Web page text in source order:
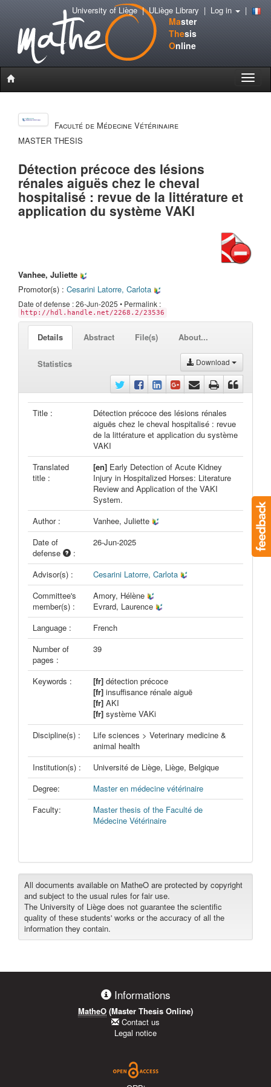
Master
Thesis
Online
Toggle
University of Liège|ULiège Library | Log in |
Faculté de Médecine Vétérinaire
MASTER THESIS
Détection précoce des lésions
rénales aiguës chez le cheval
hospitalisé : revue de la littérature et
application du système VAKI
Vanhee, Juliette
Promotor(s) : Cesarini Latorre, Carlota
Date of defense : 26-Jun-2025 • Permalink :
http://hdl.handle.net/2268.2/23536
Details Abstract File(s) About...
Statistics Download
Title :
Détection précoce des lésions rénales
aiguës chez le cheval hospitalisé : revue
de la littérature et application du système
VAKI
Translated
title :
[en] Early Detection of Acute Kidney
Injury in Hospitalized Horses: Literature
Review and Application of the VAKI
System.
Author :
Vanhee, Juliette
Date of
defense
:
26-Jun-2025
Advisor(s) :
Cesarini Latorre, Carlota
Committee's
member(s) :
Amory, Hélène
Evrard, Laurence
Language :
French
Number of
pages :
39
Keywords : [fr] détection précoce
[fr] insuffisance rénale aiguë
[fr] AKI
[fr] système VAKi
Discipline(s) :
Life sciences > Veterinary medicine &
animal health
Institution(s) :
Université de Liège, Liège, Belgique
Degree:
Master en médecine vétérinaire
Faculty:
Master thesis of the Faculté de
Médecine Vétérinaire
All documents available on MatheO are protected by copyright
and subject to the usual rules for fair use.
The University of Liège does not guarantee the scientific
quality of these students' works or the accuracy of all the
information they contain.
Informations
MatheO (Master Thesis Online)
Contact us
Legal notice